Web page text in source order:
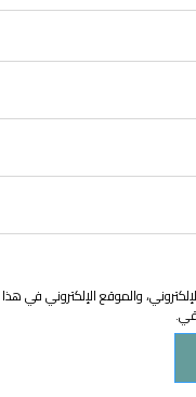
والموقع الإلكتروني في